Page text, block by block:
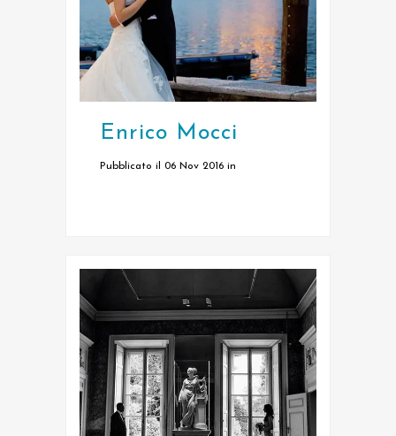
Enrico Mocci
Pubblicato il 06 Nov 2016 in